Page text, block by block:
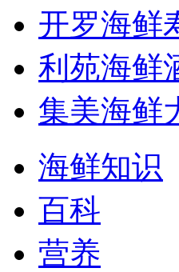
开罗海鲜
利苑海鲜
集美海鲜
海鲜知识
百科
营养